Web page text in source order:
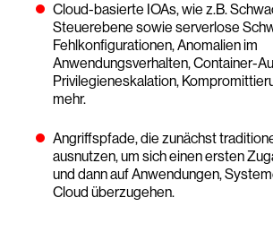
Cloud-basierte IOAs, wie z.B.
Steuerebene sowie serverlose
Fehlkonfigurationen, Anomalien im
Anwendungsverhalten, Container-
Privilegieneskalation,
mehr.
Angriffspfade, die zunächst
ausnutzen, um sich einen ersten
und dann auf Anwendungen,
Cloud überzugehen.